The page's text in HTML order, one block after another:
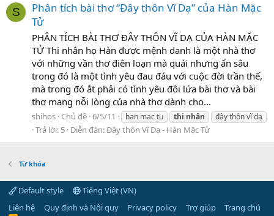
S
Phân tích bài thơ “Đây thôn Vĩ Dạ” của Hàn Mặc
Tử
PHÂN TÍCH BÀI THƠ ĐÂY THÔN VĨ DẠ CỦA HÀN MẶC
TỬ Thi nhân họ Hàn được mệnh danh là một nhà thơ
với những vần thơ điên loạn mà quái nhưng ẩn sâu
trong đó là một tình yêu đau đáu với cuộc đời trần thế,
mà trong đó ắt phải có tình yêu đôi lứa bài thơ và bài
thơ mang nỗi lòng của nhà thơ dành cho...
shihos Chủ đề 6/5/11 han mac tu thi nhân đây thôn vĩ dạ
Trả lời: 5 Diễn đàn:Đây thôn Vĩ Dạ - Hàn Mặc Tử
Từ khóa
Default style
Tiếng Việt (VN)
Liên hệ
Quy định và Nội quy Privacy policy Trợ giúp Trang chủ